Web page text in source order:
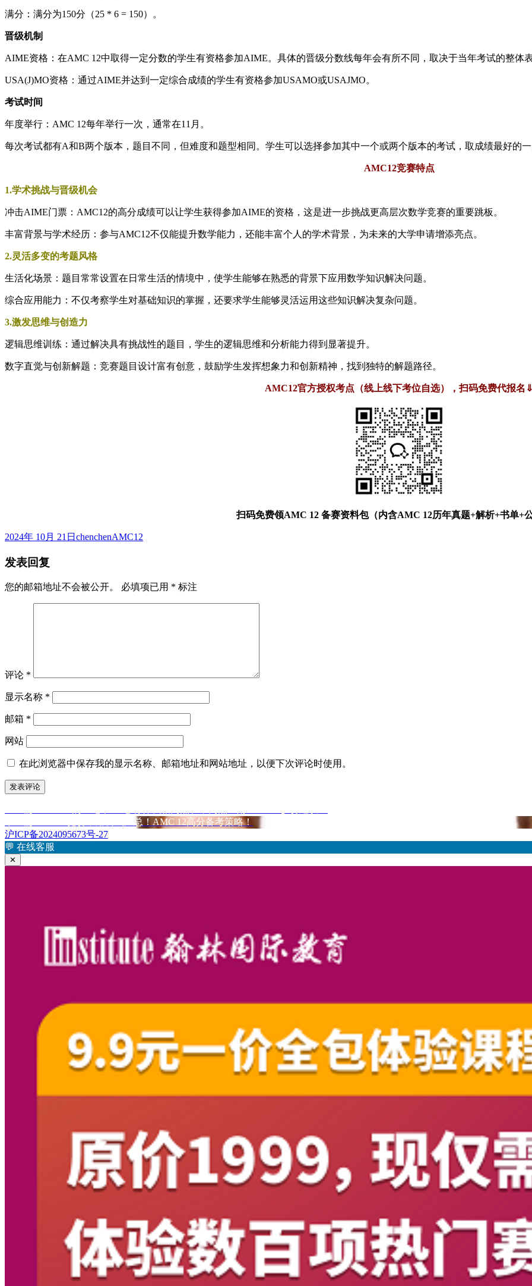
满分：满分为150分（25 * 6 = 150）。
晋级机制
AIME资格：在AMC 12中取得一定分数的学生有资格参加AIME。具体的晋级分数线每年会有所不同，取决于当年考试的整体
USA(J)MO资格：通过AIME并达到一定综合成绩的学生有资格参加USAMO或USAJMO。
考试时间
年度举行：AMC 12每年举行一次，通常在11月。
每次考试都有A和B两个版本，题目不同，但难度和题型相同。学生可以选择参加其中一个或两个版本的考试，取成绩最好的
AMC12竞赛特点
1.学术挑战与晋级机会
冲击AIME门票：AMC12的高分成绩可以让学生获得参加AIME的资格，这是进一步挑战更高层次数学竞赛的重要跳板。
丰富背景与学术经历：参与AMC12不仅能提升数学能力，还能丰富个人的学术背景，为未来的大学申请增添亮点。
2.灵活多变的考题风格
生活化场景：题目常常设置在日常生活的情境中，使学生能够在熟悉的背景下应用数学知识解决问题。
综合应用能力：不仅考察学生对基础知识的掌握，还要求学生能够灵活运用这些知识解决复杂问题。
3.激发思维与创造力
逻辑思维训练：通过解决具有挑战性的题目，学生的逻辑思维和分析能力得到显著提升。
数字直觉与创新解题：竞赛题目设计富有创意，鼓励学生发挥想象力和创新精神，找到独特的解题路径。
AMC12官方授权考点（线上线下考位自选），扫码免费代报名
扫码免费领AMC 12 备赛资料包（内含AMC 12历年真题+解析+书单+
发
于
2024年 10月 21日 作
chenchen标
AMC12
发表回复
您的邮箱地址不会被公开。 必填项已用 * 标注
评论 *
显示名称 *
邮箱 *
网站
在此浏览器中保存我的显示名称、邮箱地址和网站地址，以便下次评论时使用。
文
章
导
航
文
章：
篇
文
AMC12竞赛常用公式汇总！AMC 12高分备考策略！
沪ICP备2024095673号-27
💬 在线客服
✕